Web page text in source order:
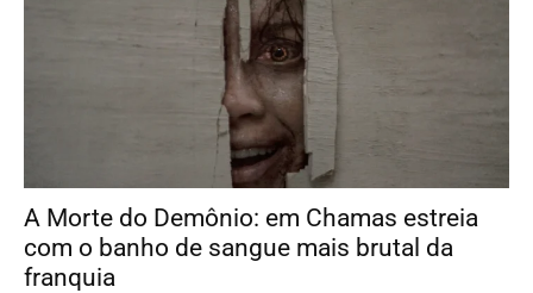
A Morte do Demônio: em Chamas estreia
com o banho de sangue mais brutal da
franquia